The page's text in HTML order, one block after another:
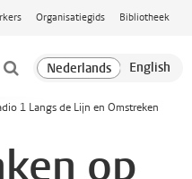
Organisatiegids Bibliotheek
1 Langs de Lijn en Omstreken
op